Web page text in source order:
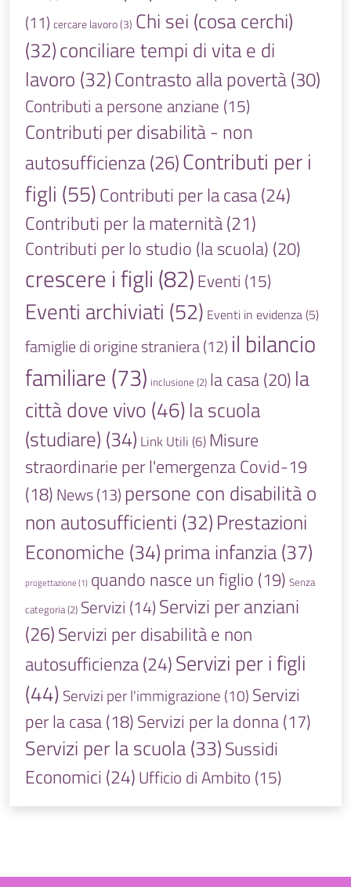
(11) cercare lavoro(3) Chi sei (cosa cerchi)
(32)conciliare tempi di vita e di
lavoro (32)Contrasto alla povertà(30)
Contributi a persone anziane (15)
Contributi per disabilità - non
autosufficienza(26)Contributi per i
figli (55)Contributi per la casa(24)
Contributi per la maternità(21)
Contributi per lo studio (la scuola) (20)
crescere i figli (82)Eventi (15)
Eventi archiviati (52) Eventi in evidenza(5)
famiglie di origine straniera(12) il bilancio
familiare(73) inclusione (2) la casa(20) la
città dove vivo (46)la scuola
(studiare) (34) Link Utili (6) Misure
straordinarie per l'emergenza Covid-19
(18)News(13)persone con disabilità o
non autosufficienti (32)Prestazioni
Economiche (34)prima infanzia(37)
progettazione(1) quando nasce un figlio (19) Senza
categoria(2) Servizi (14)Servizi per anziani
(26)Servizi per disabilità e non
autosufficienza(24)Servizi per i figli
(44) Servizi per l'immigrazione (10) Servizi
per la casa(18)Servizi per la donna(17)
Servizi per la scuola(33)Sussidi
Economici (24)Ufficio di Ambito (15)